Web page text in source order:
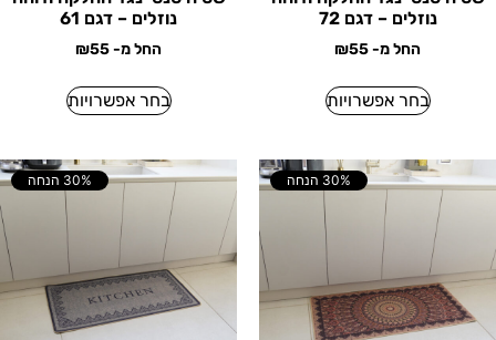
נוזלים – דגם 72
החל מ- ₪55
בחר אפשרויות
נוזלים – דגם 61
החל מ- ₪55
בחר אפשרויות
30% הנחה 30% הנחה